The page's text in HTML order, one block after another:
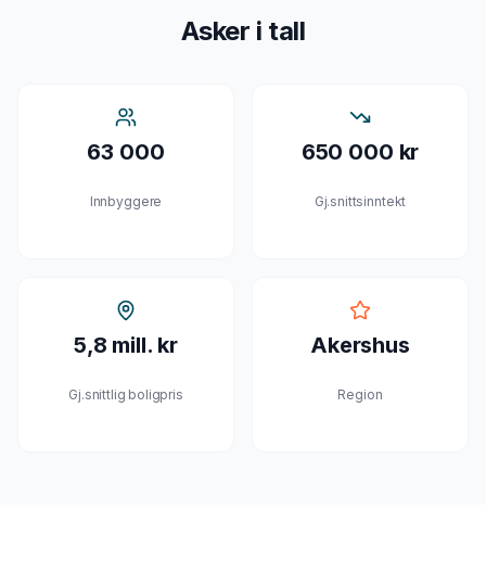
Asker i tall
63 000
Innbyggere
650 000 kr
Gj.snittsinntekt
5,8 mill. kr
Gj.snittlig boligpris
Akershus
Region